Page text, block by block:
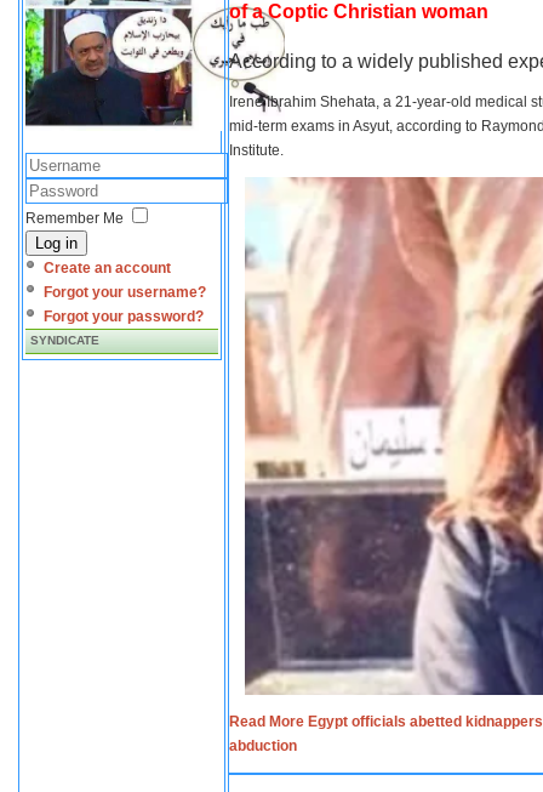
Remember Me
Log in
Create an account
Forgot your username?
Forgot your password?
SYNDICATE
of a Coptic Christian woman
According to a widely published
Irene Ibrahim Shehata, a 21-year-old medical
mid-term exams in Asyut, according to
Institute.
Read More Egypt officials abetted
abduction